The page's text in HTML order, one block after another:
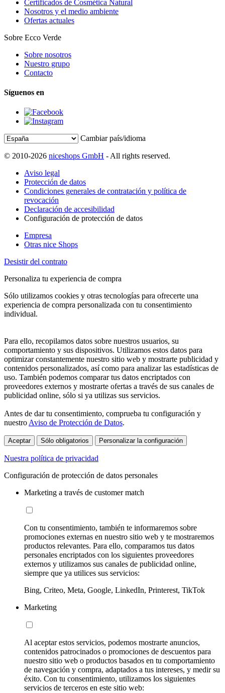
Certificados de Cosmética Natural
Nosotros y el medio ambiente
Ofertas actuales
Sobre Ecco Verde
Sobre nosotros
Nuestro grupo
Contacto
Síguenos en
Cambiar país/idioma
© 2010-2026 niceshops GmbH - All rights reserved.
Aviso legal
Protección de datos
Condiciones generales de contratación y política de
revocación
Declaración de accesibilidad
Configuración de protección de datos
Empresa
Otras nice Shops
Desistir del contrato
Personaliza tu experiencia de compra
Sólo utilizamos cookies y otras tecnologías para ofrecerte una
experiencia de compra personalizada con tu consentimiento
individual.
Para ello, recopilamos datos sobre nuestros usuarios, su
comportamiento y sus dispositivos. Utilizamos estos datos para
optimizar constantemente nuestro sitio web y mostrarte publicidad y
contenidos personalizados, así como para analizar las estadísticas de
uso. También podemos comparar tus datos encriptados con
proveedores externos y mostrarte ofertas a través de sus canales de
publicidad online, sólo si ya utilizas sus servicios.
Antes de dar tu consentimiento, comprueba tu configuración y
nuestro Aviso de Protección de Datos.
Aceptar Sólo obligatorios Personalizar la configuración
Nuestra política de privacidad
Configuración de protección de datos personales
Marketing a través de customer match
Con tu consentimiento, también te informaremos sobre
promociones externas en nuestro sitio web y te mostraremos
productos relevantes. Para ello, comparamos tus datos
personales encriptados con los siguientes proveedores
externos y utilizamos sus canales de publicidad online,
siempre que ya utilices sus servicios:
Bing, Criteo, Meta, Google, LinkedIn, Printerest, TikTok
Marketing
Al aceptar estos servicios, podemos mostrarte anuncios,
contenidos patrocinados o promociones de descuentos para
nuestro sitio web o productos basados en tu comportamiento
de navegación y compra, adaptados a tus intereses, y medir su
éxito. Con tu consentimiento, utilizamos los siguientes
servicios de terceros en este sitio web: